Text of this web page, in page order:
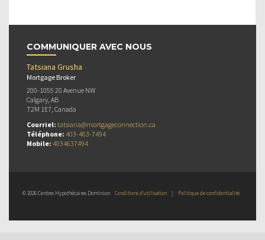
COMMUNIQUER AVEC NOUS
Tatsiana Grusha
Mortgage Broker
200-1055 20 Avenue NW
Calgary, AB
T2M 1E7, Canada
Courriel: tatsiana@mortgageconnection.ca
Téléphone: 403-463-7494
Mobile: 4034637494
© 2026 Centres Hypothécaires Dominion Conditions d’utilisation | Politique de confidentialité